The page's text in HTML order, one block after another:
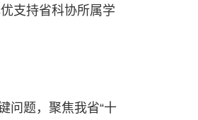
工作者桥梁
党和政府科
、推动构建人
支持省科协所属学
问题，聚焦我省“十